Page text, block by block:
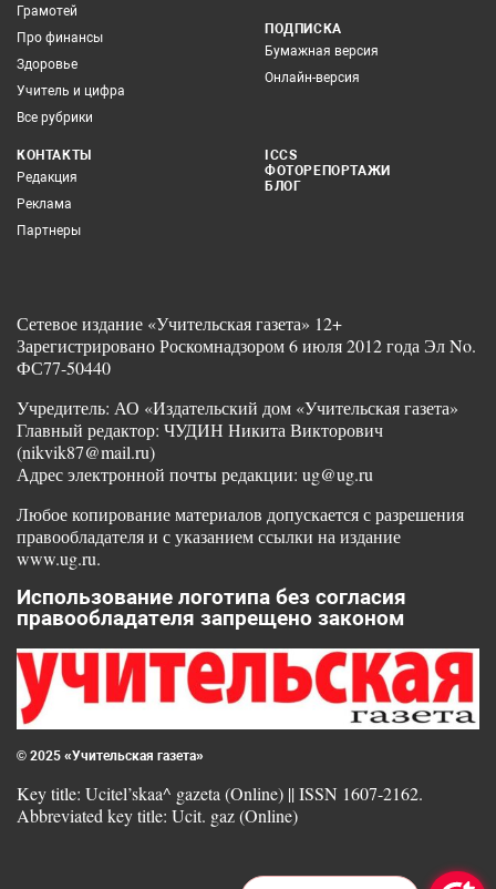
Грамотей
Про финансы
Здоровье
Учитель и цифра
Все рубрики
ПОДПИСКА
Бумажная версия
Онлайн-версия
КОНТАКТЫ
Редакция
Реклама
Партнеры
ICCS
ФОТОРЕПОРТАЖИ
БЛОГ
Сетевое издание «Учительская газета» 12+
Зарегистрировано Роскомнадзором 6 июля 2012 года Эл No.
ФС77-50440
Учредитель: АО «Издательский дом «Учительская газета»
Главный редактор: ЧУДИН Никита Викторович
(nikvik87@mail.ru)
Адрес электронной почты редакции: ug@ug.ru
Любое копирование материалов допускается с разрешения
правообладателя и с указанием ссылки на издание
www.ug.ru.
Использование логотипа без согласия
правообладателя запрещено законом
© 2025 «Учительская газета»
Key title: Ucitel’skaa^ gazeta (Online) || ISSN 1607-2162.
Abbreviated key title: Ucit. gaz (Online)